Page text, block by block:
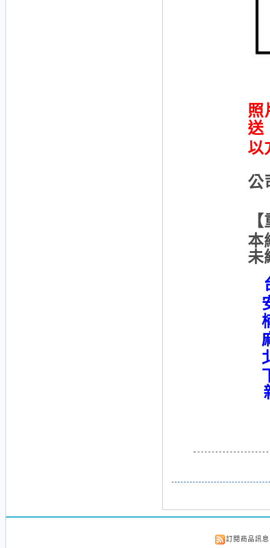
照
送
以
公
本
未
新
訂閱商品訊息